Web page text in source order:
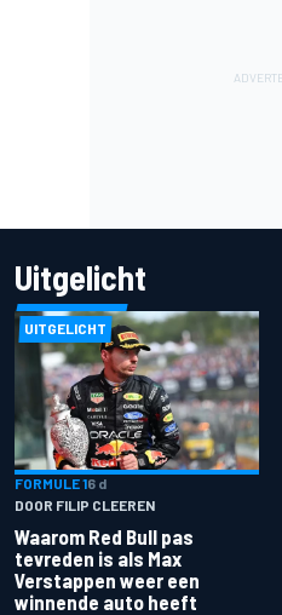
Uitgelicht
UITGELICHT
FORMULE 16 d
DOOR FILIP CLEEREN
Waarom Red Bull pas
tevreden is als Max
Verstappen weer een
winnende auto heeft